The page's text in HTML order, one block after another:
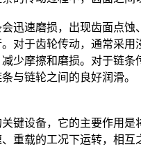
迅速磨损，出现齿面点
对于齿轮传动，通常采
少摩擦和磨损。对于链
与链轮之间的良好润滑。
键设备，它的主要作用
重载的工况下运转，相互